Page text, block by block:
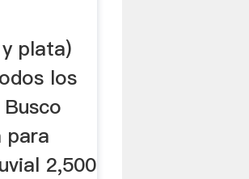
plata)
los
para
2,500